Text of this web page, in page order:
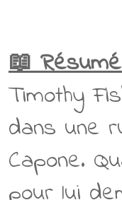
📖
Timothy
dans une
Capone.